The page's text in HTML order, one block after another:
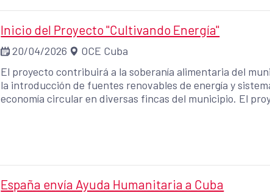
Inicio del Proyecto "Cultivando Energía"
20/04/2026
OCE Cuba
El proyecto contribuirá a la soberanía alimentaria del
la introducción de fuentes renovables de energía y
economía circular en diversas fincas del municipio. El
energéticos y del Grupo América Latina, Filosofía Social y
España envía Ayuda Humanitaria a Cuba